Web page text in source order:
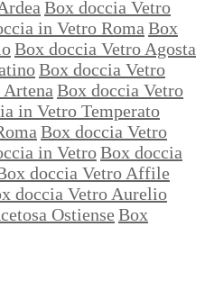
Box doccia Vetro
in Vetro Roma Box
Box doccia Vetro Agosta
Box doccia Vetro
Box doccia Vetro
in Vetro Temperato
Box doccia Vetro
in VetroBox doccia
doccia Vetro Affile
doccia Vetro Aurelio
Ostiense Box